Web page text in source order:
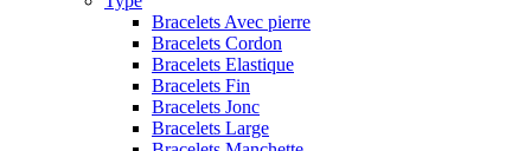
Bracelets Avec pierre
Bracelets Cordon
Bracelets Elastique
Bracelets Fin
Bracelets Jonc
Bracelets Large